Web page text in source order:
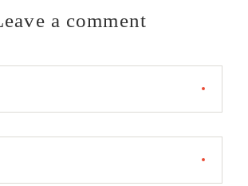
a comment